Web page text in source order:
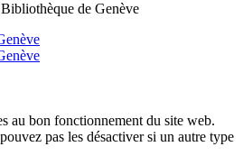
de Genève
au bon fonctionnement du site web.
pas les désactiver si un autre type